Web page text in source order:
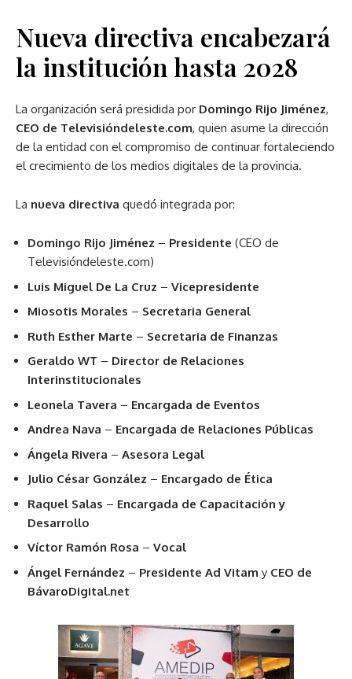
Nueva directiva encabezará
la institución hasta 2028
La organización será presidida por Domingo Rijo Jiménez,
CEO de Televisióndeleste.com, quien asume la dirección
de la entidad con el compromiso de continuar fortaleciendo
el crecimiento de los medios digitales de la provincia.
La nueva directiva quedó integrada por:
Domingo Rijo Jiménez – Presidente (CEO de
Televisióndeleste.com)
Luis Miguel De La Cruz – Vicepresidente
Miosotis Morales – Secretaria General
Ruth Esther Marte – Secretaria de Finanzas
Geraldo WT – Director de Relaciones
Interinstitucionales
Leonela Tavera – Encargada de Eventos
Andrea Nava – Encargada de Relaciones Públicas
Ángela Rivera – Asesora Legal
Julio César González – Encargado de Ética
Raquel Salas – Encargada de Capacitación y
Desarrollo
Víctor Ramón Rosa – Vocal
Ángel Fernández – Presidente Ad Vitam y CEO de
BávaroDigital.net